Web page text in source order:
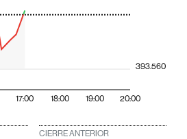
17:00 18:00 19:00 20:00
393.560
CIERRE ANTERIOR